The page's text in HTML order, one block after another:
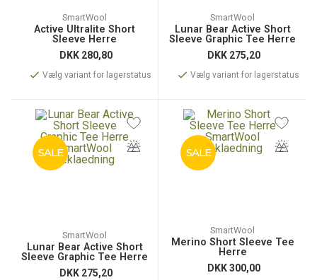
SmartWool
Active Ultralite Short
Sleeve Herre
DKK 280,80
Vælg variant for lagerstatus
SmartWool
Lunar Bear Active Short
Sleeve Graphic Tee Herre
DKK 275,20
Vælg variant for lagerstatus
SALE
SmartWool
Lunar Bear Active Short
Sleeve Graphic Tee Herre
DKK 275,20
SALE
SmartWool
Merino Short Sleeve Tee
Herre
DKK300,00